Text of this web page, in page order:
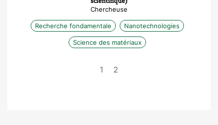
Chercheuse
Recherche fondamentale Nanotechnologies
Science des matériaux
1 2